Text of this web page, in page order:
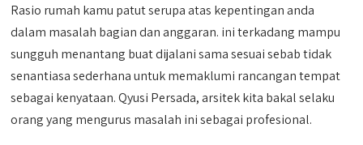
Rasio rumah kamu patut serupa atas kepentingan anda
dalam masalah bagian dan anggaran. ini terkadang mampu
sungguh menantang buat dijalani sama sesuai sebab tidak
senantiasa sederhana untuk memaklumi rancangan tempat
sebagai kenyataan. Qyusi Persada, arsitek kita bakal selaku
orang yang mengurus masalah ini sebagai profesional.